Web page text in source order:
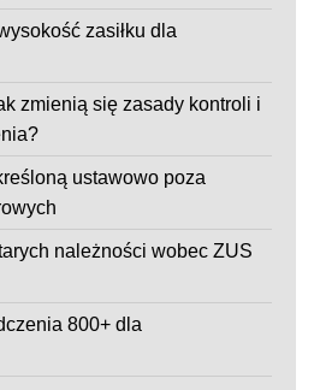
zasiłku dla
zmienią się zasady kontroli i
ustawowo poza
należności wobec ZUS
800+ dla